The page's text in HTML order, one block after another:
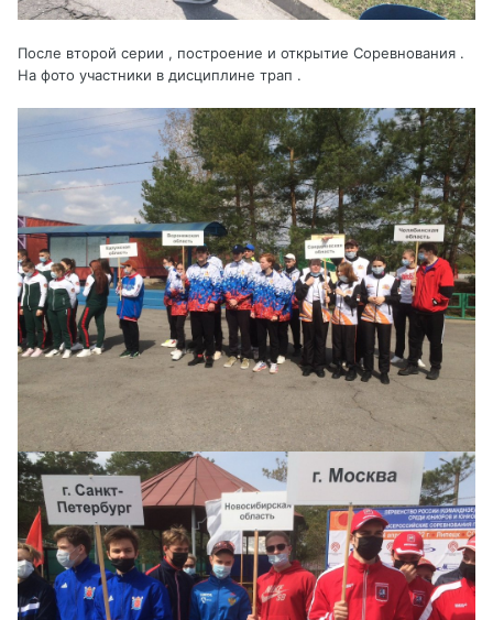
После второй серии , построение и открытие Соревнования .
На фото участники в дисциплине трап .